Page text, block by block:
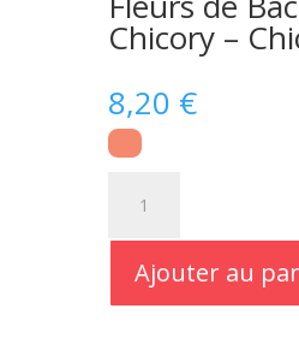
Chicory –
8,20 €
Fleurs
Ajouter au